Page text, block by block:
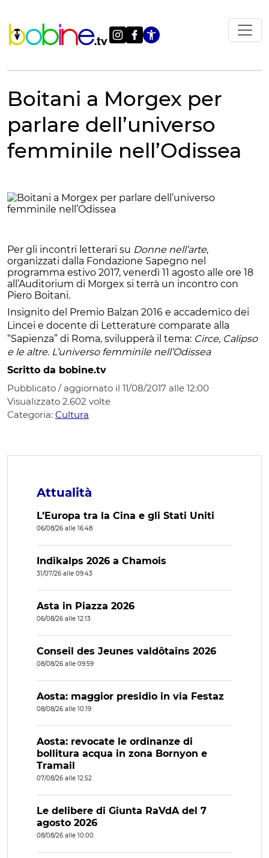
contenuto
Apri le
Boitani a Morgex per
parlare dell’universo
femminile nell’Odissea
Per gli incontri letterari su Donne nell’arte,
organizzati dalla Fondazione Sapegno nel
programma estivo 2017, venerdì 11 agosto alle ore 18
all’Auditorium di Morgex si terrà un incontro con
Piero Boitani.
Insignito del Premio Balzan 2016 e accademico dei
Lincei e docente di Letterature comparate alla
“Sapienza” di Roma, svilupperà il tema: Circe, Calipso
e le altre. L’universo femminile nell’Odissea
Scritto da bobine.tv
Pubblicato / aggiornato il 11/08/2017 alle 12:00
Visualizzato 2.602 volte
Categoria: Cultura
Attualità
L’Europa tra la Cina e gli Stati Uniti
06/08/26 alle 16:48
Indikalps 2026 a Chamois
31/07/26 alle 09:43
Asta in Piazza 2026
06/08/26 alle 12:13
Conseil des Jeunes valdôtains 2026
08/08/26 alle 09:59
Aosta: maggior presidio in via Festaz
08/08/26 alle 10:19
Aosta: revocate le ordinanze di
bollitura acqua in zona Bornyon e
Tramail
07/08/26 alle 12:52
Le delibere di Giunta RaVdA del 7
agosto 2026
08/08/26 alle 10:00